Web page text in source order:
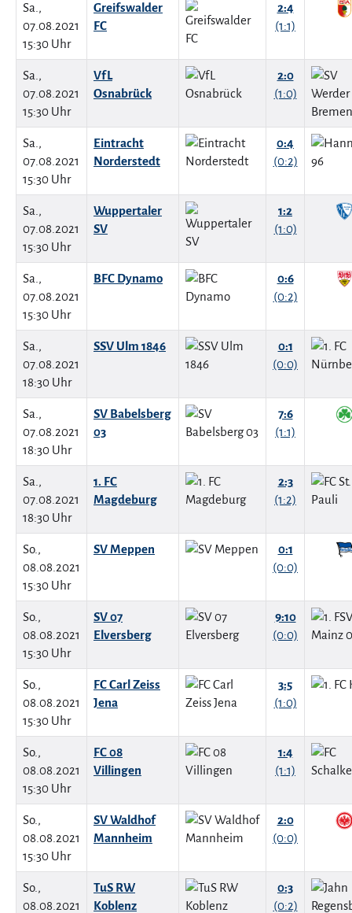
Sa.,
07.08.2021
15:30 Uhr
Greifswalder
FC
2:4
(1:1)
Sa.,
07.08.2021
15:30 Uhr
VfL
Osnabrück
2:0
(1:0)
Sa.,
07.08.2021
15:30 Uhr
Eintracht
Norderstedt
0:4
(0:2)
Sa.,
07.08.2021
15:30 Uhr
Wuppertaler
SV
1:2
(1:0)
Sa.,
07.08.2021
15:30 Uhr
BFC Dynamo
0:6
(0:2)
Sa.,
07.08.2021
18:30 Uhr
SSV Ulm 1846
0:1
(0:0)
Sa.,
07.08.2021
18:30 Uhr
SV Babelsberg
03
7:6
(1:1)
Sa.,
07.08.2021
18:30 Uhr
1. FC
Magdeburg
2:3
(1:2)
So.,
08.08.2021
15:30 Uhr
SV Meppen
0:1
(0:0)
So.,
08.08.2021
15:30 Uhr
SV 07
Elversberg
9:10
(0:0)
So.,
08.08.2021
15:30 Uhr
FC Carl Zeiss
Jena
3:5
(1:0)
So.,
08.08.2021
15:30 Uhr
FC 08
Villingen
1:4
(1:1)
So.,
08.08.2021
15:30 Uhr
SV Waldhof
Mannheim
2:0
(0:0)
So.,
08.08.2021
TuS RW
Koblenz
0:3
(0:2)